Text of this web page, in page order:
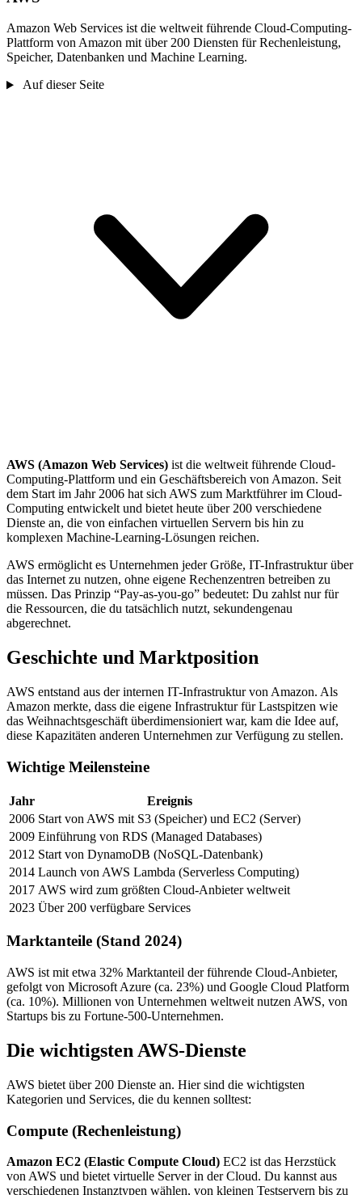
Amazon Web Services ist die weltweit führende Cloud-Computing-
Plattform von Amazon mit über 200 Diensten für Rechenleistung,
Speicher, Datenbanken und Machine Learning.
Auf dieser Seite
AWS (Amazon Web Services) ist die weltweit führende Cloud-
Computing-Plattform und ein Geschäftsbereich von Amazon. Seit
dem Start im Jahr 2006 hat sich AWS zum Marktführer im Cloud-
Computing entwickelt und bietet heute über 200 verschiedene
Dienste an, die von einfachen virtuellen Servern bis hin zu
komplexen Machine-Learning-Lösungen reichen.
AWS ermöglicht es Unternehmen jeder Größe, IT-Infrastruktur über
das Internet zu nutzen, ohne eigene Rechenzentren betreiben zu
müssen. Das Prinzip “Pay-as-you-go” bedeutet: Du zahlst nur für
die Ressourcen, die du tatsächlich nutzt, sekundengenau
abgerechnet.
Geschichte und Marktposition
AWS entstand aus der internen IT-Infrastruktur von Amazon. Als
Amazon merkte, dass die eigene Infrastruktur für Lastspitzen wie
das Weihnachtsgeschäft überdimensioniert war, kam die Idee auf,
diese Kapazitäten anderen Unternehmen zur Verfügung zu stellen.
Wichtige Meilensteine
Jahr
Ereignis
2006 Start von AWS mit S3 (Speicher) und EC2 (Server)
2009 Einführung von RDS (Managed Databases)
2012 Start von DynamoDB (NoSQL-Datenbank)
2014 Launch von AWS Lambda (Serverless Computing)
2017 AWS wird zum größten Cloud-Anbieter weltweit
2023 Über 200 verfügbare Services
Marktanteile (Stand 2024)
AWS ist mit etwa 32% Marktanteil der führende Cloud-Anbieter,
gefolgt von Microsoft Azure (ca. 23%) und Google Cloud Platform
(ca. 10%). Millionen von Unternehmen weltweit nutzen AWS, von
Startups bis zu Fortune-500-Unternehmen.
Die wichtigsten AWS-Dienste
AWS bietet über 200 Dienste an. Hier sind die wichtigsten
Kategorien und Services, die du kennen solltest:
Compute (Rechenleistung)
Amazon EC2 (Elastic Compute Cloud) EC2 ist das Herzstück
von AWS und bietet virtuelle Server in der Cloud. Du kannst aus
verschiedenen Instanztypen wählen, von kleinen Testservern bis zu